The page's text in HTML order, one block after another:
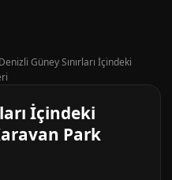
Denizli Güney Sınırları İçindeki
İçindeki
Park